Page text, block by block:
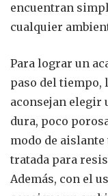
encuentran
cualquier
Para lograr un
paso del tiempo,
aconsejan elegir
dura, poco
modo de
tratada para
Además, con el